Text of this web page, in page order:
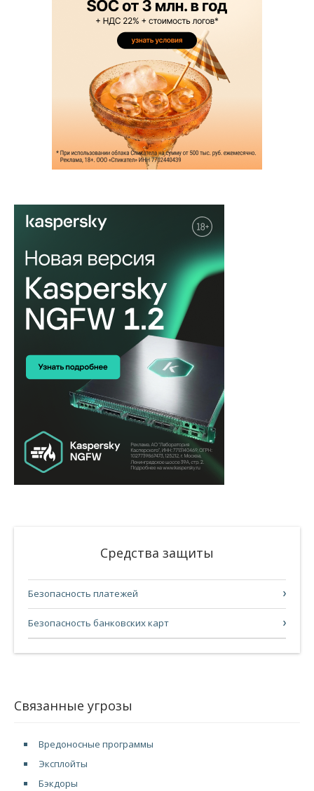
Средства защиты
Безопасность платежей
Безопасность банковских карт
Связанные угрозы
Вредоносные программы
Эксплойты
Бэкдоры